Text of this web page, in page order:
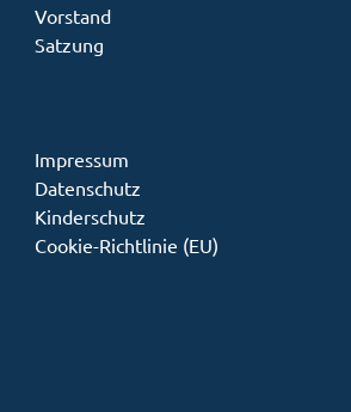
Vorstand
Satzung
Impressum
Datenschutz
Kinderschutz
Cookie-Richtlinie (EU)